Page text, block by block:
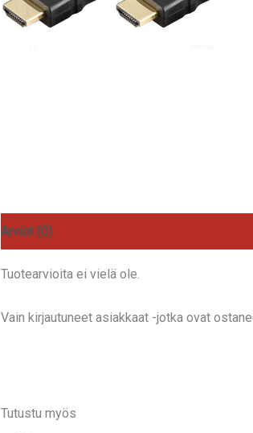
Arviot (0)
Tuotearvioita ei vielä ole.
Vain kirjautuneet asiakkaat -jotka ovat
Tutustu myös